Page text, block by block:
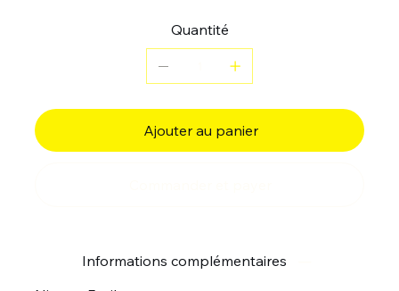
Quantité
Ajouter au panier
Informations complémentaires